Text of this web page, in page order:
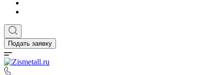
Подать заявку